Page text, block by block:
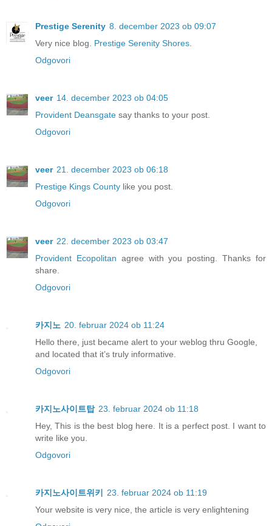
Prestige Serenity 8. december 2023 ob 09:07
Very nice blog. Prestige Serenity Shores
Odgovori
veer 14. december 2023 ob 04:05
Provident Deansgate say thanks to your post.
Odgovori
veer 21. december 2023 ob 06:18
Prestige Kings County like you post.
Odgovori
veer 22. december 2023 ob 03:47
Provident Ecopolitan agree with you posting. Thanks for
share.
Odgovori
카지노 20. februar 2024 ob 11:24
Hello there, just became alert to your weblog thru Google,
and located that it’s truly informative.
Odgovori
카지노사이트탑 23. februar 2024 ob 11:18
Hey, This is the best blog here. It is a perfect post. I want to
write like you.
Odgovori
카지노사이트위키 23. februar 2024 ob 11:19
Your website is very nice, the article is very enlightening